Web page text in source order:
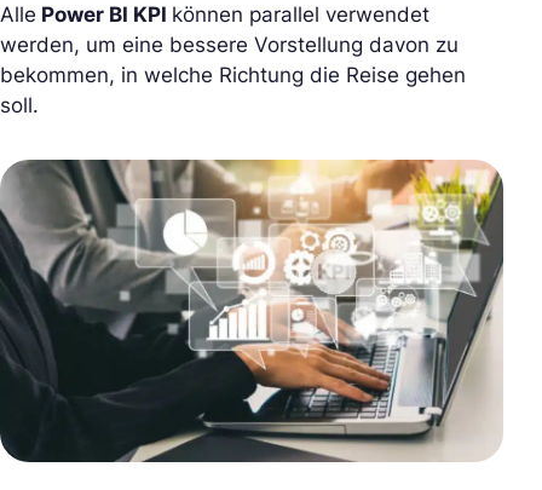
Alle Power BI KPI können parallel verwendet
werden, um eine bessere Vorstellung davon zu
bekommen, in welche Richtung die Reise gehen
soll.